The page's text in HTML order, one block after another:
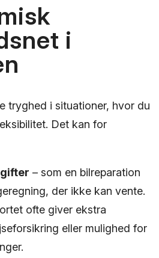
i
tryghed i situationer, hvor du
Det kan for
– som en bilreparation
der ikke kan vente.
ofte giver ekstra
eller mulighed for